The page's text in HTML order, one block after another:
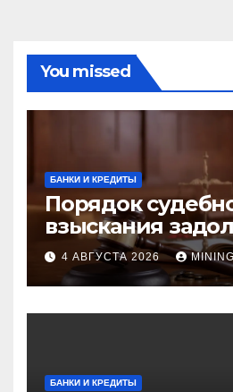
You missed
БАНКИ И КРЕДИТЫ
Порядок
взыскания
ключевые
нюансы
4 АВГУСТА 2026
БАНКИ И КРЕДИТЫ